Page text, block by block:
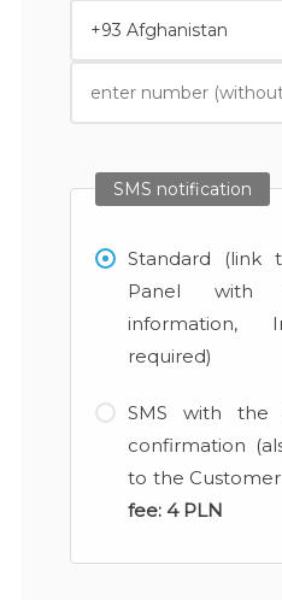
SMS notification
Standard (link
Panel with
information,
required)
SMS with
confirmation
to the
fee: 4 PLN